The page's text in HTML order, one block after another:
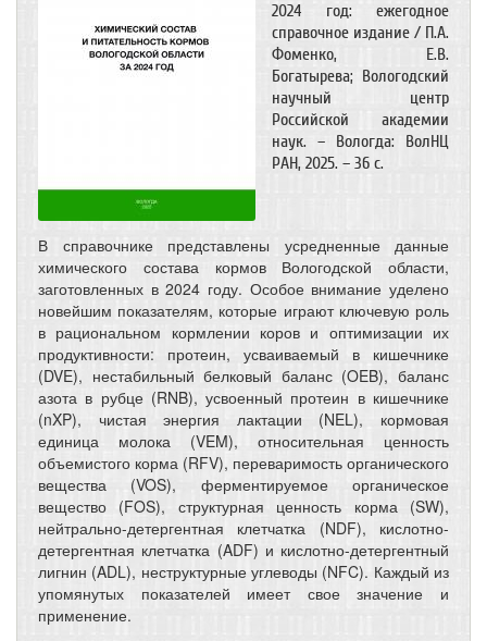
2024 год: ежегодное
справочное издание / П.А.
Фоменко, Е.В.
Богатырева; Вологодский
научный центр
Российской академии
наук. – Вологда: ВолНЦ
РАН, 2025. – 36 с.
В справочнике представлены усредненные данные
химического состава кормов Вологодской области,
заготовленных в 2024 году. Особое внимание уделено
новейшим показателям, которые играют ключевую роль
в рациональном кормлении коров и оптимизации их
продуктивности: протеин, усваиваемый в кишечнике
(DVE), нестабильный белковый баланс (OEB), баланс
азота в рубце (RNB), усвоенный протеин в кишечнике
(nXP), чистая энергия лактации (NEL), кормовая
единица молока (VEM), относительная ценность
объемистого корма (RFV), переваримость органического
вещества (VOS), ферментируемое органическое
вещество (FOS), структурная ценность корма (SW),
нейтрально-детергентная клетчатка (NDF), кислотно-
детергентная клетчатка (ADF) и кислотно-детергентный
лигнин (ADL), неструктурные углеводы (NFC). Каждый из
упомянутых показателей имеет свое значение и
применение.